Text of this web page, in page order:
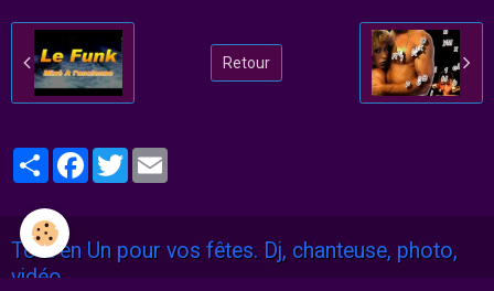
Retour
PartagerFacebook
Twitter
Tout en Un pour vos fêtes. Dj, chanteuse, photo,
vidéo.